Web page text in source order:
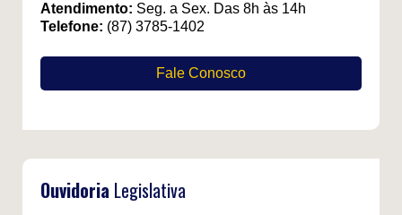
Atendimento: Seg. a Sex. Das 8h às 14h
Telefone: (87) 3785-1402
Fale Conosco
Ouvidoria Legislativa